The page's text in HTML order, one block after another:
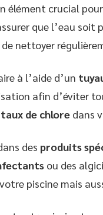
élément crucial
que l’eau
nettoyer
à l’aide d’un
afin d’éviter
taux de chlore dans
des produits
ou des
piscine mais